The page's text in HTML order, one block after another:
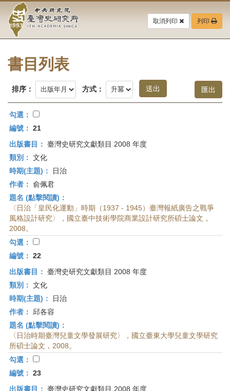
要
中
央
研
究
院-
臺
灣
史
研
究
所-
首
頁
取消列印 列印
書目列表
排序： 方式：
勾選：
編號： 21
出版書目： 臺灣史研究文獻類目 2008 年度
類別： 文化
時期(主題)：
日治
作者： 俞佩君
題名 (點擊閱讀)：
〈日治「皇民化運動」時期（1937 - 1945）臺灣報紙廣告之戰爭
風格設計研究〉，國立臺中技術學院商業設計研究所碩士論文，
2008。
勾選：
編號： 22
出版書目： 臺灣史研究文獻類目 2008 年度
類別： 文化
時期(主題)：
日治
作者：
邱各容
題名 (點擊閱讀)：
〈日治時期臺灣兒童文學發展研究〉，國立臺東大學兒童文學研究
所碩士論文，2008。
勾選：
編號： 23
出版書目： 臺灣史研究文獻類目 2008 年度